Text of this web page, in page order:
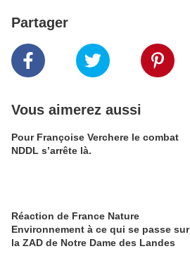
Partager
Vous aimerez aussi
Pour Françoise Verchere le combat
NDDL s’arrête là.
Réaction de France Nature
Environnement à ce qui se passe sur
la ZAD de Notre Dame des Landes